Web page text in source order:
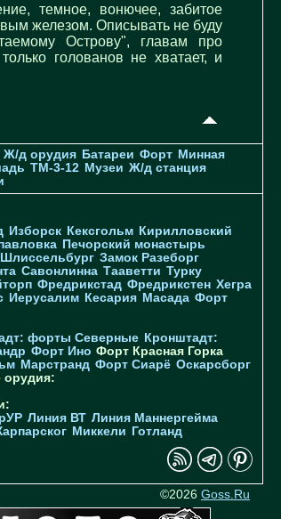
темное, вонючее, забитое
железом. Описывать не буду
Острову", главам про
голованов не хватает, и
Ж/д орудия Батареи Форт Минная
TM-3-12 Музеи Ж/д станция
Изборск Кексгольм Кирилловский
Печорcкий монастырь
Шлиссельбург Замок Разеборг
Савонлинна Тааветти Турку
Фредрикстад Фредрикстен Хегра
Иерусалим Кесария Масада Форт
форты Северные Кронштадт:
Форт Ино Форт Красная Горка
Марстранд Форт Сиарё Оскарсборг
орудия:
Линия ВТ Линия Маннергейма
Миккели
Готланд
©2026 Goss.Ru